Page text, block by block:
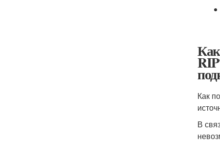
Как
В